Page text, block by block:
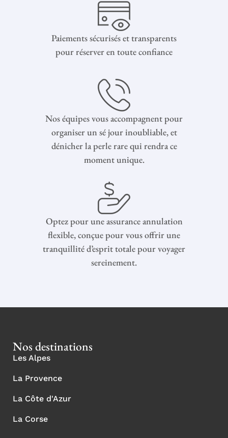
Paiements sécurisés et transparents
pour réserver en toute confiance
Nos équipes vous accompagnent pour
organiser un sé jour inoubliable, et
dénicher la perle rare qui rendra ce
moment unique.
Optez pour une assurance annulation
flexible, conçue pour vous offrir une
tranquillité d’esprit totale pour voyager
sereinement.
Nos destinations
Les Alpes
La Provence
La Côte d'Azur
La Corse